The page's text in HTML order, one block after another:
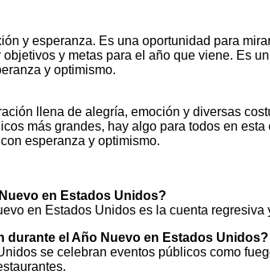
y esperanza. Es una oportunidad para
y metas para el año que viene. Es
y optimismo.
llena de alegría, emoción y diversas
más grandes, hay algo para todos en
esperanza y optimismo.
en Estados Unidos?
en Estados Unidos es la cuenta
el Año Nuevo en Estados Unidos?
se celebran eventos públicos como